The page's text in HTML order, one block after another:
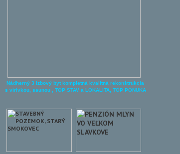
Nádherný 3 izbový byt kompletná kvalitná rekonštrukcia
s vírivkou, saunou , TOP STAV a LOKALITA, TOP PONUKA